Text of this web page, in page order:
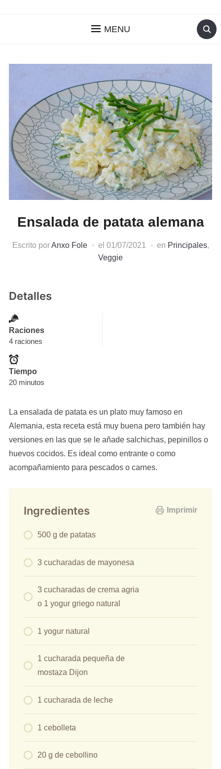
MENU
Ensalada de patata alemana
Escrito porAnxo Fole el 01/07/2021 en Principales,
Veggie
Detalles
Raciones
4 raciones
Tiempo
20 minutos
La ensalada de patata es un plato muy famoso en
Alemania, esta receta está muy buena pero también hay
versiones en las que se le añade salchichas, pepinillos o
huevos cocidos. Es ideal como entrante o como
acompañamiento para pescados o carnes.
Imprimir
Ingredientes
500 g de patatas
3 cucharadas de mayonesa
3 cucharadas de crema agria
o 1 yogur griego natural
1 yogur natural
1 cucharada pequeña de
mostaza Dijon
1 cucharada de leche
1 cebolleta
20 g de cebollino